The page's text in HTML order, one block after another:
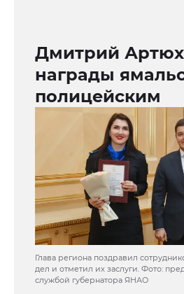
Дмитрий
награды
полицейским
Глава региона поздравил
дел и отметил их заслуги. Фото:
службой губернатора ЯНАО